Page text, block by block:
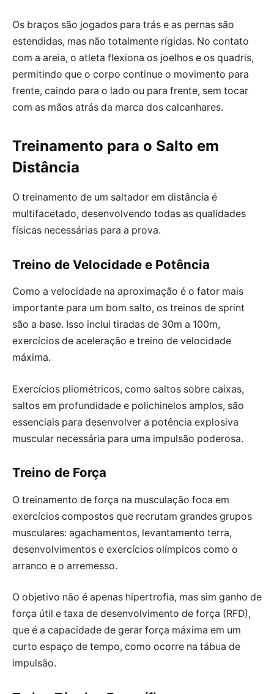
Os braços são jogados para trás e as pernas são
estendidas, mas não totalmente rígidas. No contato
com a areia, o atleta flexiona os joelhos e os quadris,
permitindo que o corpo continue o movimento para
frente, caindo para o lado ou para frente, sem tocar
com as mãos atrás da marca dos calcanhares.
Treinamento para o Salto em
Distância
O treinamento de um saltador em distância é
multifacetado, desenvolvendo todas as qualidades
físicas necessárias para a prova.
Treino de Velocidade e Potência
Como a velocidade na aproximação é o fator mais
importante para um bom salto, os treinos de sprint
são a base. Isso inclui tiradas de 30m a 100m,
exercícios de aceleração e treino de velocidade
máxima.
Exercícios pliométricos, como saltos sobre caixas,
saltos em profundidade e polichinelos amplos, são
essenciais para desenvolver a potência explosiva
muscular necessária para uma impulsão poderosa.
Treino de Força
O treinamento de força na musculação foca em
exercícios compostos que recrutam grandes grupos
musculares: agachamentos, levantamento terra,
desenvolvimentos e exercícios olímpicos como o
arranco e o arremesso.
O objetivo não é apenas hipertrofia, mas sim ganho de
força útil e taxa de desenvolvimento de força (RFD),
que é a capacidade de gerar força máxima em um
curto espaço de tempo, como ocorre na tábua de
impulsão.